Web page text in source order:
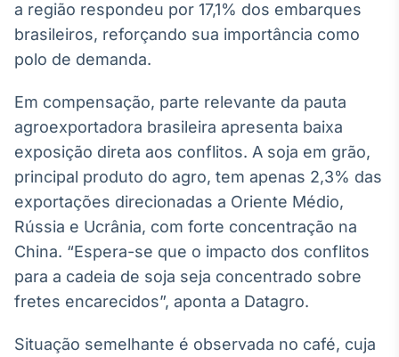
Em breve
BroadFast
Em breve
Investimentos
a região respondeu por 17,1% dos embarques
brasileiros, reforçando sua importância como
polo de demanda.
Em compensação, parte relevante da pauta
agroexportadora brasileira apresenta baixa
exposição direta aos conflitos. A soja em grão,
principal produto do agro, tem apenas 2,3% das
exportações direcionadas a Oriente Médio,
Rússia e Ucrânia, com forte concentração na
China. “Espera-se que o impacto dos conflitos
para a cadeia de soja seja concentrado sobre
fretes encarecidos”, aponta a Datagro.
Situação semelhante é observada no café, cuja